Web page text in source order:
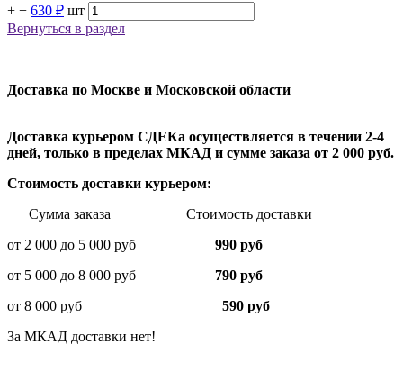
+ − 630 ₽ шт
Вернуться в раздел
Доставка по Москве и Московской области
Доставка курьером СДЕКа осуществляется в течении 2-4
дней, только в пределах МКАД и сумме заказа от 2 000 руб.
Стоимость доставки курьером:
Сумма заказа Стоимость доставки
от 2 000 до 5 000 руб
990 руб
от 5 000 до 8 000 руб 790 руб
от 8 000 руб 590 руб
За МКАД доставки нет!